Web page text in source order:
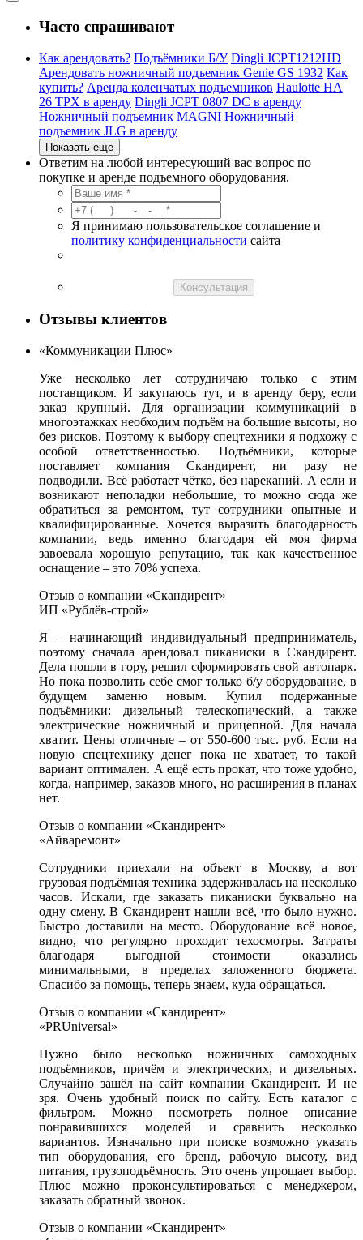
Часто спрашивают
Как арендовать? Подъёмники Б/У Dingli JCPT1212HD
Арендовать ножничный подъемник Genie GS 1932 Как
купить? Аренда коленчатых подъемников Haulotte HA
26 TPX в аренду Dingli JCPT 0807 DC в аренду
Ножничный подъемник MAGNI Ножничный
подъемник JLG в аренду
Показать еще
Ответим на любой интересующий вас вопрос по
покупке и аренде подъемного оборудования.
Я принимаю пользовательское соглашение и
политику конфиденциальности сайта
Консультация
Отзывы клиентов
«Коммуникации Плюс»
Уже несколько лет сотрудничаю только с этим
поставщиком. И закупаюсь тут, и в аренду беру, если
заказ крупный. Для организации коммуникаций в
многоэтажках необходим подъём на большие высоты, но
без рисков. Поэтому к выбору спецтехники я подхожу с
особой ответственностью. Подъёмники, которые
поставляет компания Скандирент, ни разу не
подводили. Всё работает чётко, без нареканий. А если и
возникают неполадки небольшие, то можно сюда же
обратиться за ремонтом, тут сотрудники опытные и
квалифицированные. Хочется выразить благодарность
компании, ведь именно благодаря ей моя фирма
завоевала хорошую репутацию, так как качественное
оснащение – это 70% успеха.
Отзыв о компании «Скандирент»
ИП «Рублёв-строй»
Я – начинающий индивидуальный предприниматель,
поэтому сначала арендовал пиканиски в Скандирент.
Дела пошли в гору, решил сформировать свой автопарк.
Но пока позволить себе смог только б/у оборудование, в
будущем заменю новым. Купил подержанные
подъёмники: дизельный телескопический, а также
электрические ножничный и прицепной. Для начала
хватит. Цены отличные – от 550-600 тыс. руб. Если на
новую спецтехнику денег пока не хватает, то такой
вариант оптимален. А ещё есть прокат, что тоже удобно,
когда, например, заказов много, но расширения в планах
нет.
Отзыв о компании «Скандирент»
«Айваремонт»
Сотрудники приехали на объект в Москву, а вот
грузовая подъёмная техника задерживалась на несколько
часов. Искали, где заказать пиканиски буквально на
одну смену. В Скандирент нашли всё, что было нужно.
Быстро доставили на место. Оборудование всё новое,
видно, что регулярно проходит техосмотры. Затраты
благодаря выгодной стоимости оказались
минимальными, в пределах заложенного бюджета.
Спасибо за помощь, теперь знаем, куда обращаться.
Отзыв о компании «Скандирент»
«PRUniversal»
Нужно было несколько ножничных самоходных
подъёмников, причём и электрических, и дизельных.
Случайно зашёл на сайт компании Скандирент. И не
зря. Очень удобный поиск по сайту. Есть каталог с
фильтром. Можно посмотреть полное описание
понравившихся моделей и сравнить несколько
вариантов. Изначально при поиске возможно указать
тип оборудования, его бренд, рабочую высоту, вид
питания, грузоподъёмность. Это очень упрощает выбор.
Плюс можно проконсультироваться с менеджером,
заказать обратный звонок.
Отзыв о компании «Скандирент»